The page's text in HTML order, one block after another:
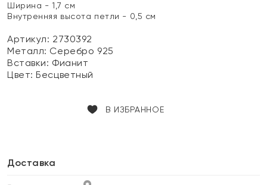
Ширина - 1,7 см
Внутренняя высота петли - 0,5 см
Артикул: 2730392
Металл: Серебро 925
Вставки: Фианит
Цвет:Бесцветный
В ИЗБРАННОЕ
Доставка